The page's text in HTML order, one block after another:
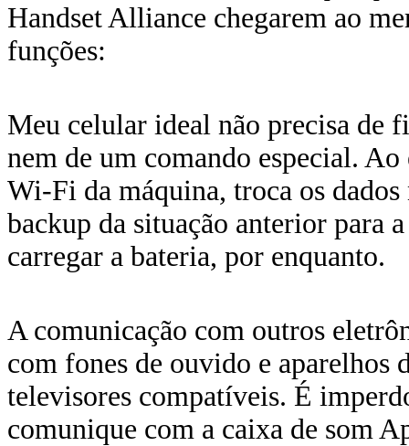
Handset Alliance chegarem ao
funções:
Meu celular ideal não precisa de
nem de um comando especial.
Wi-Fi da máquina, troca os
backup da situação anterior para
carregar a bateria, por enquanto.
A comunicação com outros
com fones de ouvido e aparelhos
televisores compatíveis. É
comunique com a caixa de som